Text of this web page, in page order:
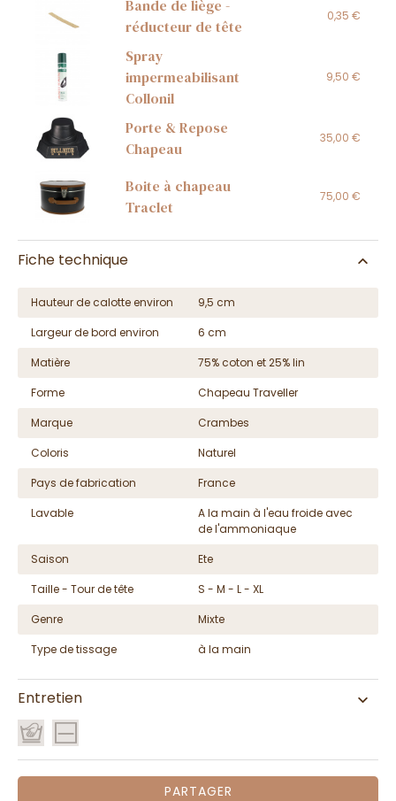
Bande de liège -
réducteur de tête
0,35 €
Spray
impermeabilisant
Collonil
9,50 €
Porte & Repose
Chapeau
35,00 €
Boite à chapeau
Traclet
75,00 €
Fiche technique
Hauteur de calotte environ
9,5 cm
Largeur de bord environ
6 cm
Matière
75% coton et 25% lin
Forme
Chapeau Traveller
Marque
Crambes
Coloris
Naturel
Pays de fabrication
France
Lavable
A la main à l'eau froide avec
de l'ammoniaque
Saison
Ete
Taille - Tour de tête
S - M - L - XL
Genre
Mixte
Type de tissage
à la main
Entretien
PARTAGER